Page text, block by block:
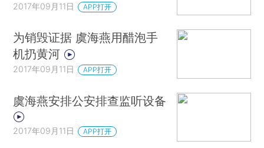
2017年09月11日 APP打开
为销毁证据 虞海燕用醋泡手
机扔黄河
2017年09月11日 APP打开
虞海燕安排公安排查监听设备
2017年09月11日 APP打开